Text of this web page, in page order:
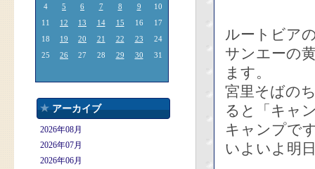
4
5 6 7 8 9
10
11
12 13 14 15 16
17
18
19 20 21 22 23
24
25
26 27 28 29 30 31
アーカイブ
2026年08月
2026年07月
2026年06月
ルートビア
サンエーの
ます。
宮里そばの
ると「キャ
キャンプで
いよいよ明